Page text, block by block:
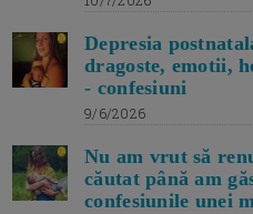
Depresia
dragoste, emotii,
- confesiuni
9/6/2026
Nu am vrut să
căutat până am
confesiunile unei